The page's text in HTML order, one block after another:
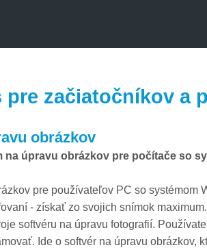
začiatočníkov a
obrázkov
úpravu obrázkov pre počítače so
pre používateľov PC so systémom
- získať zo svojich snímok
softvéru na úpravu fotografií.
Ide o softvér na úpravu